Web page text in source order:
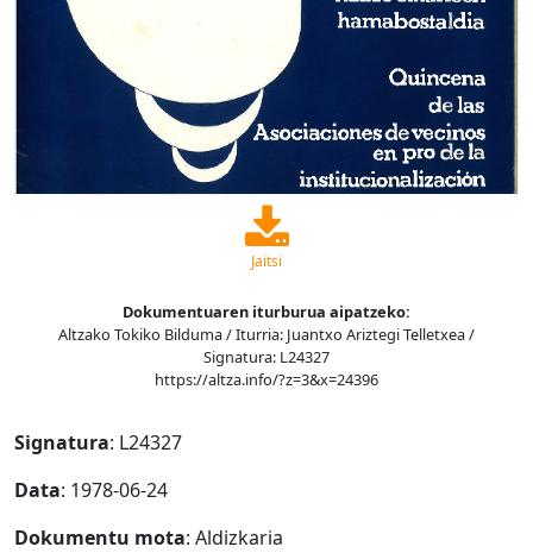
Jaitsi
Dokumentuaren iturburua aipatzeko:
Altzako Tokiko Bilduma / Iturria: Juantxo Ariztegi Telletxea /
Signatura: L24327
https://altza.info/?z=3&x=24396
Signatura: L24327
Data: 1978-06-24
Dokumentu mota: Aldizkaria